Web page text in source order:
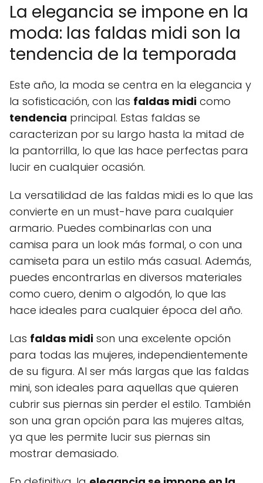
La elegancia se impone en la
moda: las faldas midi son la
tendencia de la temporada
Este año, la moda se centra en la elegancia y
la sofisticación, con las faldas midi como
tendencia principal. Estas faldas se
caracterizan por su largo hasta la mitad de
la pantorrilla, lo que las hace perfectas para
lucir en cualquier ocasión.
La versatilidad de las faldas midi es lo que las
convierte en un must-have para cualquier
armario. Puedes combinarlas con una
camisa para un look más formal, o con una
camiseta para un estilo más casual. Además,
puedes encontrarlas en diversos materiales
como cuero, denim o algodón, lo que las
hace ideales para cualquier época del año.
Las faldas midi son una excelente opción
para todas las mujeres, independientemente
de su figura. Al ser más largas que las faldas
mini, son ideales para aquellas que quieren
cubrir sus piernas sin perder el estilo. También
son una gran opción para las mujeres altas,
ya que les permite lucir sus piernas sin
mostrar demasiado.